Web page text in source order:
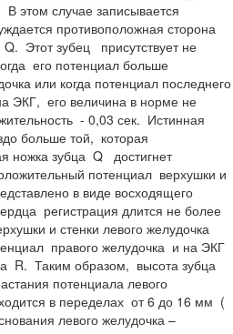
этом случае записывается
противоположная сторона
Этот зубец присутствует не
его потенциал больше
или когда потенциал последнего
ЭКГ, его величина в норме не
- 0,03 сек. Истинная
больше той, которая
ножка зубца Q достигнет
потенциал верхушки и
в виде восходящего
регистрация длится не более
и стенки левого желудочка
правого желудочка и на ЭКГ
R. Таким образом, высота зубца
потенциала левого
в переделах от 6 до 16 мм (
левого желудочка –